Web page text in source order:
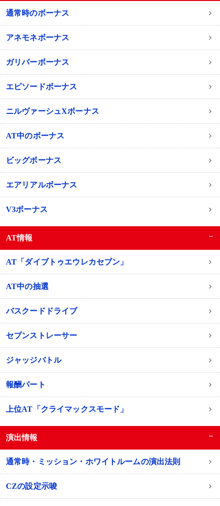
通常時のボーナス
アネモネボーナス
ガリバーボーナス
エピソードボーナス
ニルヴァーシュXボーナス
AT中のボーナス
ビッグボーナス
エアリアルボーナス
V3ボーナス
AT情報 −
AT「ダイブトゥエウレカセブン」
AT中の抽選
バスクードドライブ
セブンストレーサー
ジャッジバトル
報酬パート
上位AT「クライマックスモード」
演出情報 −
通常時・ミッション・ホワイトルームの演出法則
CZの設定示唆